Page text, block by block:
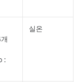
:
실온